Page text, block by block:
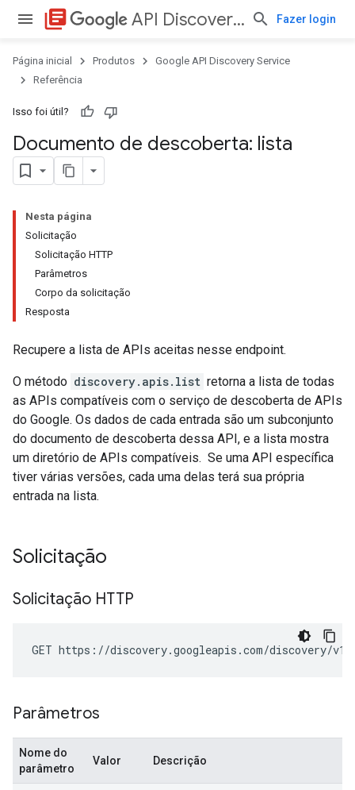
library_books API Discovery Service Fazer login
Página inicial Produtos
Google API Discovery Service
Referência
Isso foi útil?
Documento de descoberta: lista
Nesta página
Solicitação
Solicitação HTTP
Parâmetros
Corpo da solicitação
Resposta
Recupere a lista de APIs aceitas nesse endpoint.
O método discovery.apis.list retorna a lista de todas
as APIs compatíveis com o serviço de descoberta de APIs
do Google. Os dados de cada entrada são um subconjunto
do documento de descoberta dessa API, e a lista mostra
um diretório de APIs compatíveis. Se uma API específica
tiver várias versões, cada uma delas terá sua própria
entrada na lista.
Solicitação
Solicitação HTTP
Parâmetros
Nome do
parâmetro
Valor Descrição